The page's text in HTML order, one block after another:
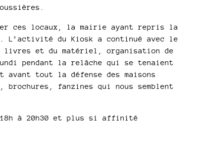
ces locaux, la mairie ayant repris la
L’activité du Kiosk a continué avec le
livres et du matériel, organisation de
pendant la relâche qui se tenaient
avant tout la défense des maisons
fanzines qui nous semblent
à 20h30 et plus si affinité